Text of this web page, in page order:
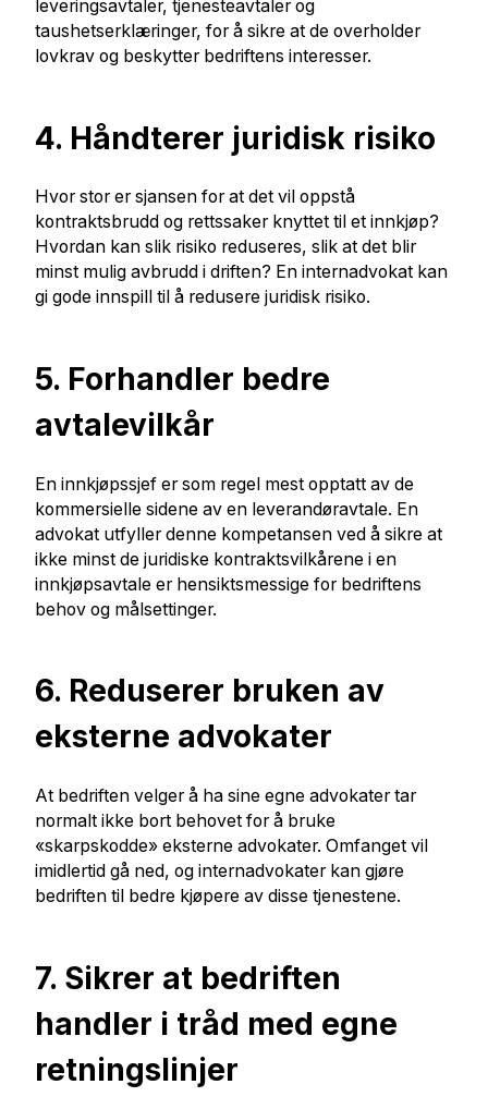
leveringsavtaler, tjenesteavtaler og
taushetserklæringer, for å sikre at de overholder
lovkrav og beskytter bedriftens interesser.
4. Håndterer juridisk risiko
Hvor stor er sjansen for at det vil oppstå
kontraktsbrudd og rettssaker knyttet til et innkjøp?
Hvordan kan slik risiko reduseres, slik at det blir
minst mulig avbrudd i driften? En internadvokat kan
gi gode innspill til å redusere juridisk risiko.
5. Forhandler bedre
avtalevilkår
En innkjøpssjef er som regel mest opptatt av de
kommersielle sidene av en leverandøravtale. En
advokat utfyller denne kompetansen ved å sikre at
ikke minst de juridiske kontraktsvilkårene i en
innkjøpsavtale er hensiktsmessige for bedriftens
behov og målsettinger.
6. Reduserer bruken av
eksterne advokater
At bedriften velger å ha sine egne advokater tar
normalt ikke bort behovet for å bruke
«skarpskodde» eksterne advokater. Omfanget vil
imidlertid gå ned, og internadvokater kan gjøre
bedriften til bedre kjøpere av disse tjenestene.
7. Sikrer at bedriften
handler i tråd med egne
retningslinjer